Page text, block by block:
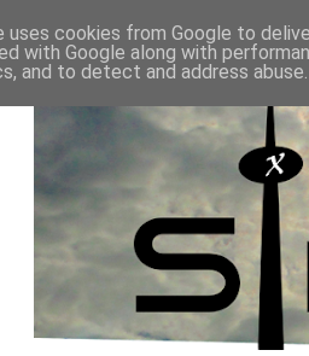
uses cookies from Google to
with Google along with
and to detect and address abuse.